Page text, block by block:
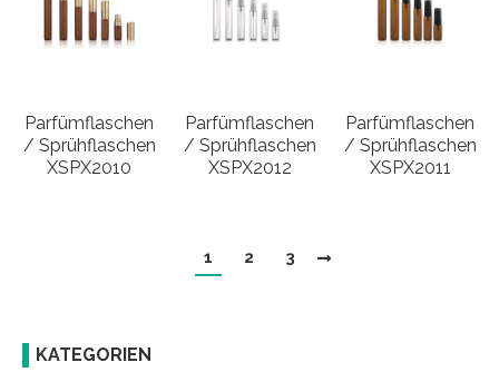
Parfümflaschen
/ Sprühflaschen
XSPX2010
Parfümflaschen
/ Sprühflaschen
XSPX2012
Parfümflaschen
/ Sprühflaschen
XSPX2011
1 2 3
KATEGORIEN